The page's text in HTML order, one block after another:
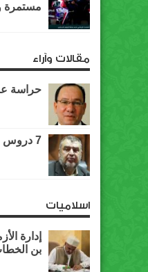
مستمرة
مقالات وآراء
حراسة
7 دروس مستفادة من ثورة يناير
اسلاميات
إدارة
بن